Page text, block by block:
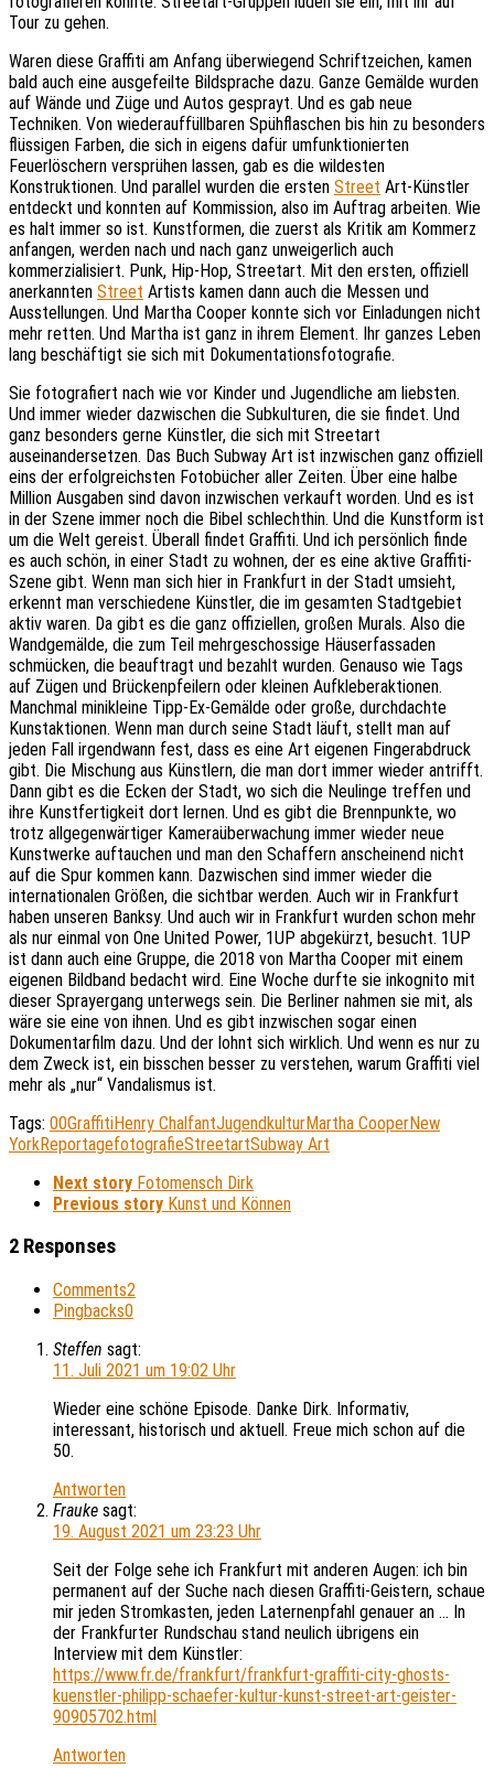
Tour zu gehen.
Waren diese Graffiti am Anfang überwiegend Schriftzeichen, kamen
bald auch eine ausgefeilte Bildsprache dazu. Ganze Gemälde wurden
auf Wände und Züge und Autos gesprayt. Und es gab neue
Techniken. Von wiederauffüllbaren Spühflaschen bis hin zu besonders
flüssigen Farben, die sich in eigens dafür umfunktionierten
Feuerlöschern versprühen lassen, gab es die wildesten
Konstruktionen. Und parallel wurden die ersten Street Art-Künstler
entdeckt und konnten auf Kommission, also im Auftrag arbeiten. Wie
es halt immer so ist. Kunstformen, die zuerst als Kritik am Kommerz
anfangen, werden nach und nach ganz unweigerlich auch
kommerzialisiert. Punk, Hip-Hop, Streetart. Mit den ersten, offiziell
anerkannten Street Artists kamen dann auch die Messen und
Ausstellungen. Und Martha Cooper konnte sich vor Einladungen nicht
mehr retten. Und Martha ist ganz in ihrem Element. Ihr ganzes Leben
lang beschäftigt sie sich mit Dokumentationsfotografie.
Sie fotografiert nach wie vor Kinder und Jugendliche am liebsten.
Und immer wieder dazwischen die Subkulturen, die sie findet. Und
ganz besonders gerne Künstler, die sich mit Streetart
auseinandersetzen. Das Buch Subway Art ist inzwischen ganz offiziell
eins der erfolgreichsten Fotobücher aller Zeiten. Über eine halbe
Million Ausgaben sind davon inzwischen verkauft worden. Und es ist
in der Szene immer noch die Bibel schlechthin. Und die Kunstform ist
um die Welt gereist. Überall findet Graffiti. Und ich persönlich finde
es auch schön, in einer Stadt zu wohnen, der es eine aktive Graffiti-
Szene gibt. Wenn man sich hier in Frankfurt in der Stadt umsieht,
erkennt man verschiedene Künstler, die im gesamten Stadtgebiet
aktiv waren. Da gibt es die ganz offiziellen, großen Murals. Also die
Wandgemälde, die zum Teil mehrgeschossige Häuserfassaden
schmücken, die beauftragt und bezahlt wurden. Genauso wie Tags
auf Zügen und Brückenpfeilern oder kleinen Aufkleberaktionen.
Manchmal minikleine Tipp-Ex-Gemälde oder große, durchdachte
Kunstaktionen. Wenn man durch seine Stadt läuft, stellt man auf
jeden Fall irgendwann fest, dass es eine Art eigenen Fingerabdruck
gibt. Die Mischung aus Künstlern, die man dort immer wieder antrifft.
Dann gibt es die Ecken der Stadt, wo sich die Neulinge treffen und
ihre Kunstfertigkeit dort lernen. Und es gibt die Brennpunkte, wo
trotz allgegenwärtiger Kameraüberwachung immer wieder neue
Kunstwerke auftauchen und man den Schaffern anscheinend nicht
auf die Spur kommen kann. Dazwischen sind immer wieder die
internationalen Größen, die sichtbar werden. Auch wir in Frankfurt
haben unseren Banksy. Und auch wir in Frankfurt wurden schon mehr
als nur einmal von One United Power, 1UP abgekürzt, besucht. 1UP
ist dann auch eine Gruppe, die 2018 von Martha Cooper mit einem
eigenen Bildband bedacht wird. Eine Woche durfte sie inkognito mit
dieser Sprayergang unterwegs sein. Die Berliner nahmen sie mit, als
wäre sie eine von ihnen. Und es gibt inzwischen sogar einen
Dokumentarfilm dazu. Und der lohnt sich wirklich. Und wenn es nur zu
dem Zweck ist, ein bisschen besser zu verstehen, warum Graffiti viel
mehr als „nur“ Vandalismus ist.
Tags: 00GraffitiHenry ChalfantJugendkulturMartha CooperNew
YorkReportagefotografieStreetartSubway Art
Next story Fotomensch Dirk
Previous story Kunst und Können
2 Responses
Comments2
Pingbacks0
Steffen sagt:
11. Juli 2021 um 19:02 Uhr
Wieder eine schöne Episode. Danke Dirk. Informativ,
interessant, historisch und aktuell. Freue mich schon auf die
50.
Antworten
Frauke sagt:
19. August 2021 um 23:23 Uhr
Seit der Folge sehe ich Frankfurt mit anderen Augen: ich bin
permanent auf der Suche nach diesen Graffiti-Geistern, schaue
mir jeden Stromkasten, jeden Laternenpfahl genauer an … In
der Frankfurter Rundschau stand neulich übrigens ein
Interview mit dem Künstler:
https://www.fr.de/frankfurt/frankfurt-graffiti-city-ghosts-
kuenstler-philipp-schaefer-kultur-kunst-street-art-geister-
90905702.html
Antworten